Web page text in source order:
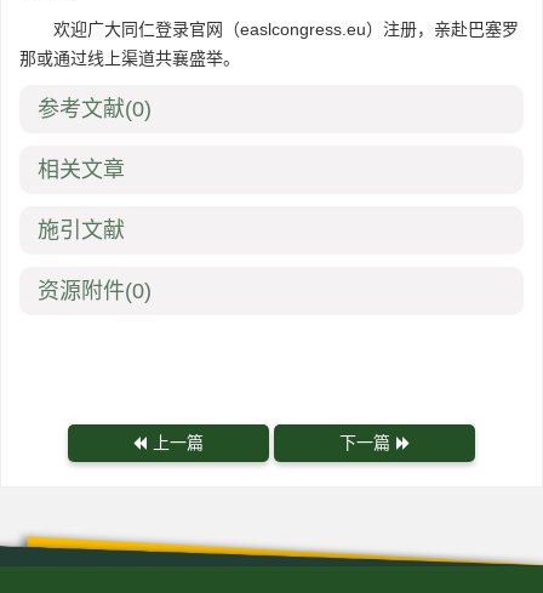
欢迎广大同仁登录官网（easlcongress.eu）注册，亲赴巴塞罗
那或通过线上渠道共襄盛举。
参考文献(0)
相关文章
施引文献
资源附件(0)
上一篇 下一篇